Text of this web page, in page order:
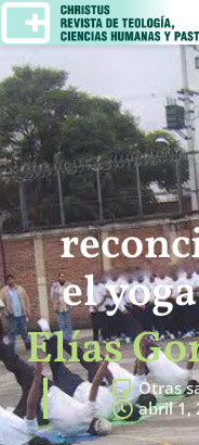
el
Elías
Otras
abril 1,